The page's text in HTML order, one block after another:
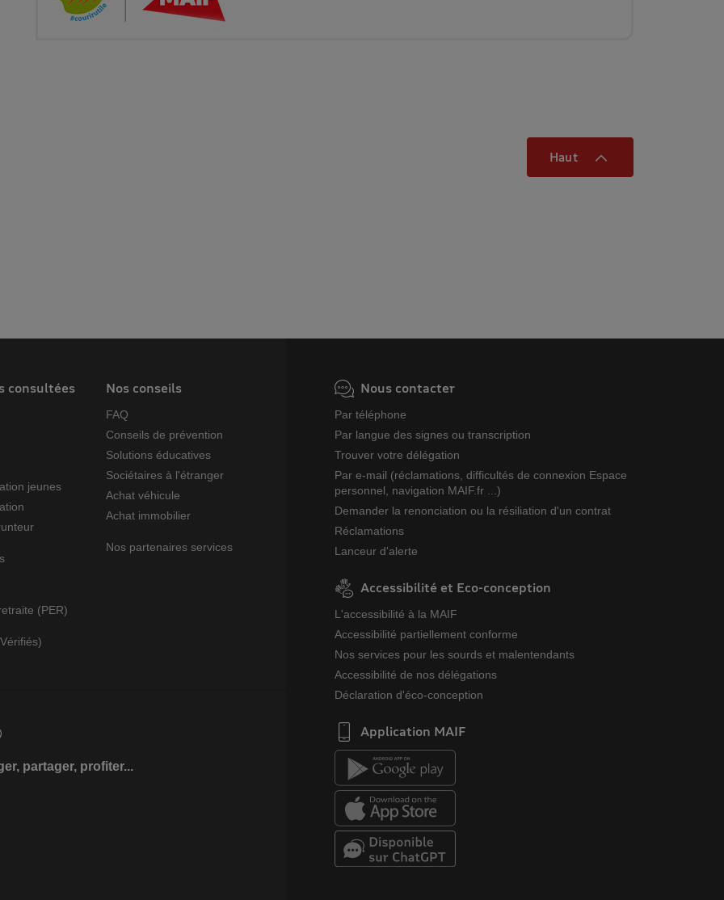
Haut
consultées
jeunes
(PER)
Nos conseils
FAQ
Conseils de prévention
Solutions éducatives
Sociétaires à l'étranger
Achat véhicule
Achat immobilier
Nos partenaires services
partager, profiter...
Nous contacter
Par téléphone
Par langue des signes ou transcription
Trouver votre délégation
Par e-mail (réclamations, difficultés de connexion Espace
personnel, navigation MAIF.fr ...)
Demander la renonciation ou la résiliation d'un contrat
Réclamations
Lanceur d'alerte
Accessibilité et Eco-conception
L'accessibilité à la MAIF
Accessibilité partiellement conforme
Nos services pour les sourds et malentendants
Accessibilité de nos délégations
Déclaration d'éco-conception
Application MAIF